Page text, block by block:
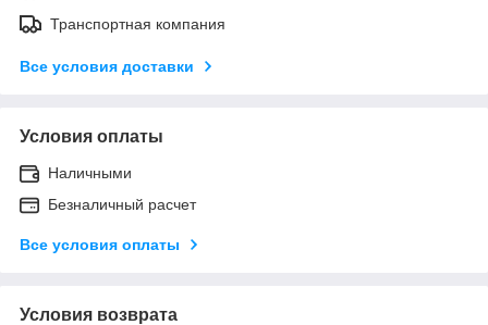
Транспортная компания
Все условия доставки
Условия оплаты
Наличными
Безналичный расчет
Все условия оплаты
Условия возврата